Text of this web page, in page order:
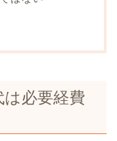
必要経費